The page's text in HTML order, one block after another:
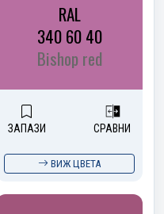
RAL
340 60 40
Bishop red
ЗАПАЗИ СРАВНИ
ВИЖ ЦВЕТА